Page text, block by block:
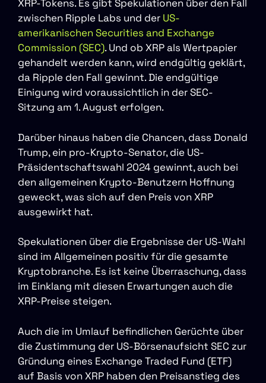
XRP-Tokens. Es gibt Spekulationen über den Fall
zwischen Ripple Labs und der US-
amerikanischen Securities and Exchange
Commission (SEC). Und ob XRP als Wertpapier
gehandelt werden kann, wird endgültig geklärt,
da Ripple den Fall gewinnt. Die endgültige
Einigung wird voraussichtlich in der SEC-
Sitzung am 1. August erfolgen.
Darüber hinaus haben die Chancen, dass Donald
Trump, ein pro-Krypto-Senator, die US-
Präsidentschaftswahl 2024 gewinnt, auch bei
den allgemeinen Krypto-Benutzern Hoffnung
geweckt, was sich auf den Preis von XRP
ausgewirkt hat.
Spekulationen über die Ergebnisse der US-Wahl
sind im Allgemeinen positiv für die gesamte
Kryptobranche. Es ist keine Überraschung, dass
im Einklang mit diesen Erwartungen auch die
XRP-Preise steigen.
Auch die im Umlauf befindlichen Gerüchte über
die Zustimmung der US-Börsenaufsicht SEC zur
Gründung eines Exchange Traded Fund (ETF)
auf Basis von XRP haben den Preisanstieg des